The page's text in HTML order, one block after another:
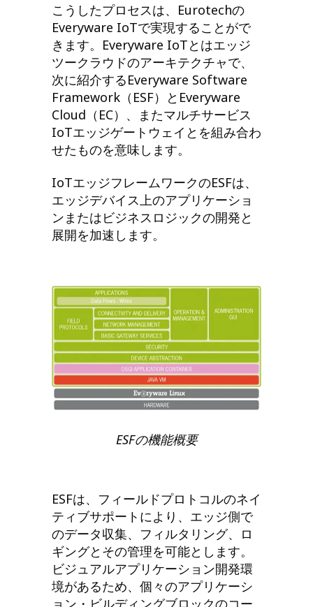
こうしたプロセスは、Eurotechの
Everyware IoTで実現することがで
きます。Everyware IoTとはエッジ
ツークラウドのアーキテクチャで、
次に紹介するEveryware Software
Framework（ESF）とEveryware
Cloud（EC）、またマルチサービス
IoTエッジゲートウェイとを組み合わ
せたものを意味します。
IoTエッジフレームワークのESFは、
エッジデバイス上のアプリケーショ
ンまたはビジネスロジックの開発と
展開を加速します。
ESFの機能概要
ESFは、フィールドプロトコルのネイ
ティブサポートにより、エッジ側で
のデータ収集、フィルタリング、ロ
ギングとその管理を可能とします。
ビジュアルアプリケーション開発環
境があるため、個々のアプリケーシ